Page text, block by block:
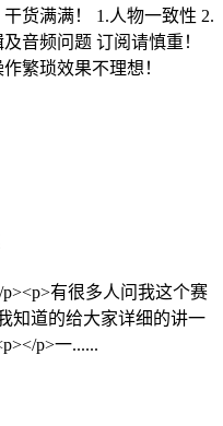
货满满！ 1.人物一致性 2.
音频问题 订阅请慎重！
繁琐效果不理想！
有很多人问我这个赛
知道的给大家详细的讲一
p>一......